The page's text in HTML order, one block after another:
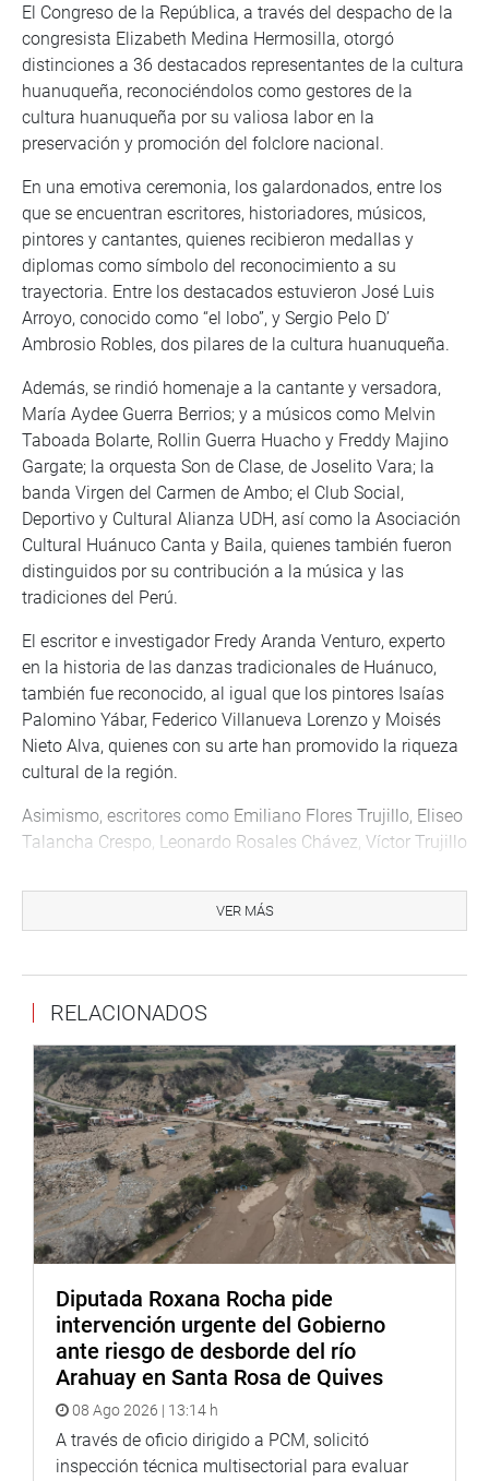
El Congreso de la República, a través del despacho de la
congresista Elizabeth Medina Hermosilla, otorgó
distinciones a 36 destacados representantes de la cultura
huanuqueña, reconociéndolos como gestores de la
cultura huanuqueña por su valiosa labor en la
preservación y promoción del folclore nacional.
En una emotiva ceremonia, los galardonados, entre los
que se encuentran escritores, historiadores, músicos,
pintores y cantantes, quienes recibieron medallas y
diplomas como símbolo del reconocimiento a su
trayectoria. Entre los destacados estuvieron José Luis
Arroyo, conocido como “el lobo”, y Sergio Pelo D’
Ambrosio Robles, dos pilares de la cultura huanuqueña.
Además, se rindió homenaje a la cantante y versadora,
María Aydee Guerra Berrios; y a músicos como Melvin
Taboada Bolarte, Rollin Guerra Huacho y Freddy Majino
Gargate; la orquesta Son de Clase, de Joselito Vara; la
banda Virgen del Carmen de Ambo; el Club Social,
Deportivo y Cultural Alianza UDH, así como la Asociación
Cultural Huánuco Canta y Baila, quienes también fueron
distinguidos por su contribución a la música y las
tradiciones del Perú.
El escritor e investigador Fredy Aranda Venturo, experto
en la historia de las danzas tradicionales de Huánuco,
también fue reconocido, al igual que los pintores Isaías
Palomino Yábar, Federico Villanueva Lorenzo y Moisés
Nieto Alva, quienes con su arte han promovido la riqueza
cultural de la región.
Asimismo, escritores como Emiliano Flores Trujillo, Eliseo
Talancha Crespo, Leonardo Rosales Chávez, Víctor Trujillo
que fueron homenajeados por su labor literaria y su
compromiso con la preservación de la identidad cultural
los reconocimientos, resaltó la perseverancia, dedicación
y talento de cada uno de los homenajeados,
especialmente de los gestores y promotores culturales
quienes, con su trabajo, inspiran tanto a las generaciones
actuales como a las futuras a valorar y mantener vivas
las tradiciones huanuqueñas.
VER MÁS
RELACIONADOS
Diputada Roxana Rocha pide
intervención urgente del Gobierno
ante riesgo de desborde del río
Arahuay en Santa Rosa de Quives
08 Ago 2026 | 13:14 h
A través de oficio dirigido a PCM, solicitó
inspección técnica multisectorial para evaluar